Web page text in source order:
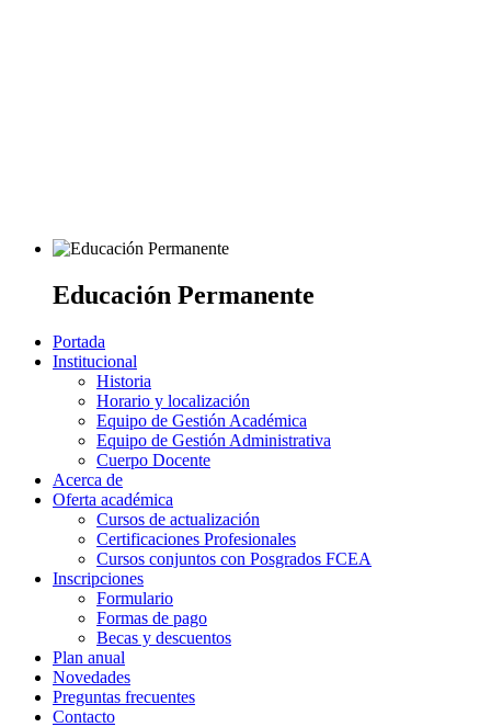
Educación Permanente
Portada
Institucional
Historia
Horario y localización
Equipo de Gestión Académica
Equipo de Gestión Administrativa
Cuerpo Docente
Acerca de
Oferta académica
Cursos de actualización
Certificaciones Profesionales
Cursos conjuntos con Posgrados FCEA
Inscripciones
Formulario
Formas de pago
Becas y descuentos
Plan anual
Novedades
Preguntas frecuentes
Contacto